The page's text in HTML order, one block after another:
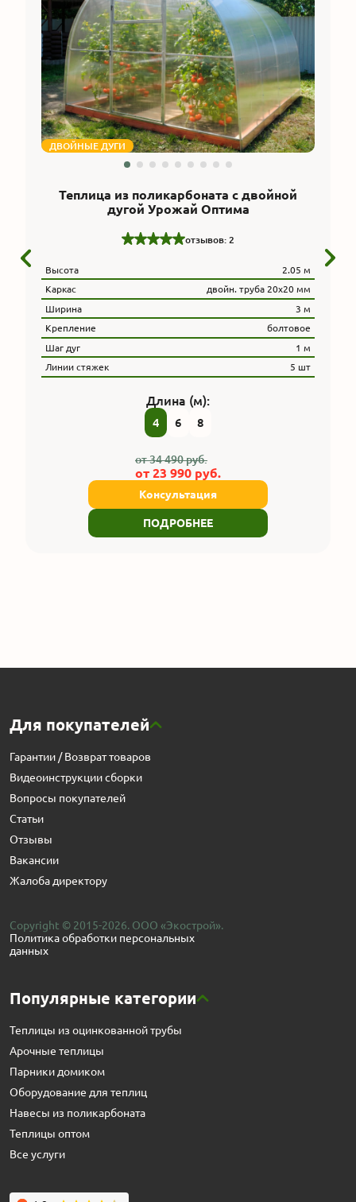
ДВОЙНЫЕ ДУГИ
Теплица из поликарбоната с двойной
дугой Урожай Оптима
отзывов: 2
Высота
2.05 м
Каркас
двойн. труба 20x20 мм
Ширина
3 м
Крепление
болтовое
Шаг дуг
1 м
Линии стяжек
5 шт
Длина (м):
4 6 8
от34 490руб.
от 23 990 руб.
Консультация
ПОДРОБНЕЕ
Для покупателей
Гарантии / Возврат товаров
Видеоинструкции сборки
Вопросы покупателей
Статьи
Отзывы
Вакансии
Жалоба директору
Copyright © 2015-2026. ООО «Экострой».
Политика обработки персональных
данных
Популярные категории
Теплицы из оцинкованной трубы
Арочные теплицы
Парники домиком
Оборудование для теплиц
Навесы из поликарбоната
Теплицы оптом
Все услуги